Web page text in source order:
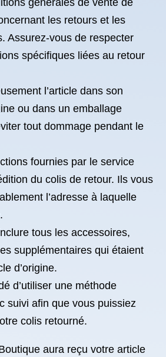
générales de vente de
les retours et les
Assurez-vous de respecter
spécifiques liées au retour
l’article dans son
ou dans un emballage
tout dommage pendant le
fournies par le service
du colis de retour. Ils vous
l’adresse à laquelle
tous les accessoires,
supplémentaires qui étaient
d’origine.
d’utiliser une méthode
suivi afin que vous puissiez
colis retourné.
aura reçu votre article